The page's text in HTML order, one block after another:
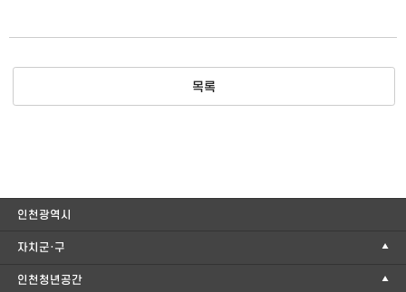
목록
인천광역시
자치군·구
인천청년공간